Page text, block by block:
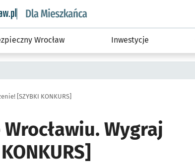
wroclaw.pl podserwis: Dla mieszkańca
Wrocław Inwestycje
[SZYBKI KONKURS]
Wygraj